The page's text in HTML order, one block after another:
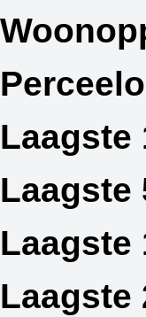
Laagste
Laagste
Laagste
Laagste